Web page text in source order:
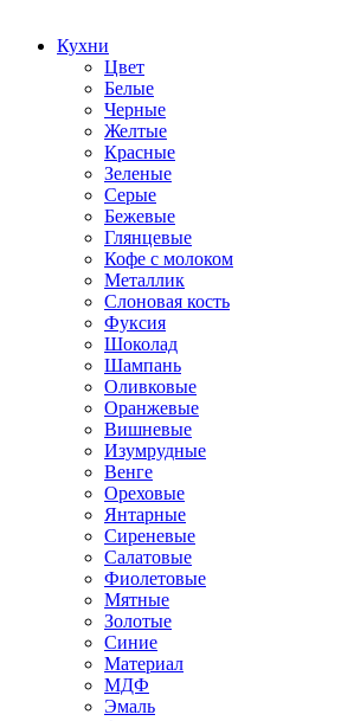
Кухни
Цвет
Белые
Черные
Желтые
Красные
Зеленые
Серые
Бежевые
Глянцевые
Кофе с молоком
Металлик
Слоновая кость
Фуксия
Шоколад
Шампань
Оливковые
Оранжевые
Вишневые
Изумрудные
Венге
Ореховые
Янтарные
Сиреневые
Салатовые
Фиолетовые
Мятные
Золотые
Синие
Материал
МДФ
Эмаль